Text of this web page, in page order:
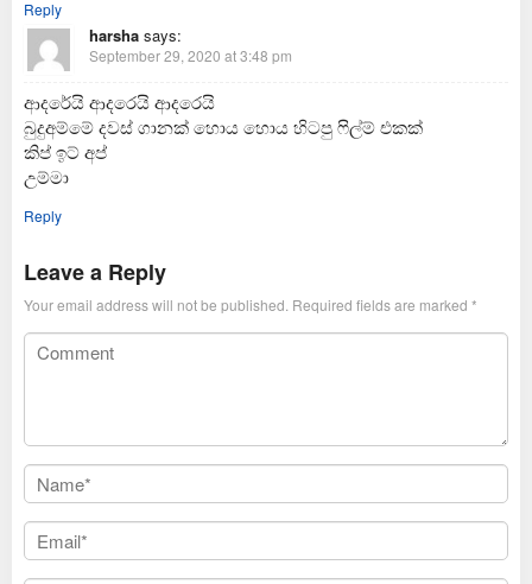
Reply
harsha says:
September 29, 2020 at 3:48 pm
ආදරේයි ආදරෙයි ආදරෙයි
බුදුඅම්මේ දවස් ගානක් හොය හොය හිටපු ෆිල්ම් එකක්
කිප් ඉට් අප්
උම්මා
Reply
Leave a Reply
Your email address will not be published. Required fields are marked *